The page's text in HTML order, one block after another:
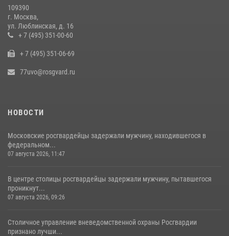
В Москве сотрудники Росгвардии оказали помощь девушке,
17 июля 2026, 14:00
109390
г. Москва,
ул. Люблинская, д. 16
+ 7 (495) 351-00-60
+ 7 (495) 351-06-69
77uvo@rosgvard.ru
НОВОСТИ
Московские росгвардейцы задержали мужчину, находившегося в
федеральном...
07 августа 2026, 11:47
В центре столицы росгвардейцы задержали мужчину, пытавшегося
проникнут...
07 августа 2026, 09:26
Столичное управление вневедомственной охраны Росгвардии
признано лучши...